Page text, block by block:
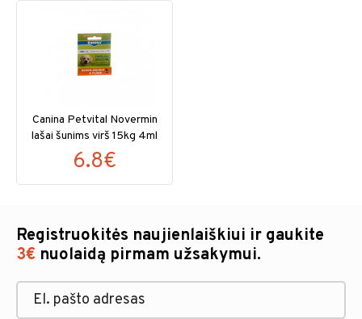
Canina Petvital Novermin
lašai šunims virš 15kg 4ml
6.8€
Registruokitės naujienlaiškiui ir gaukite
3€ nuolaidą pirmam užsakymui.